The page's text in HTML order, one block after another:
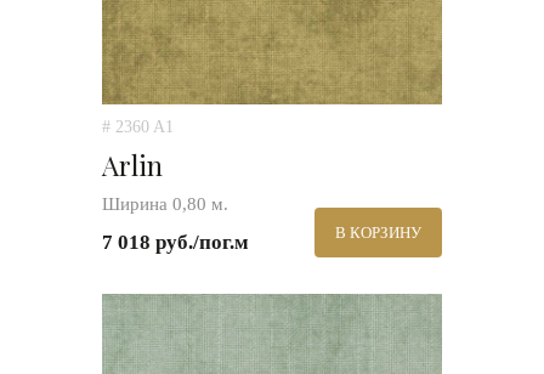
# 2360 A1
Arlin
Ширина 0,80 м.
7 018 руб./пог.м В КОРЗИНУ